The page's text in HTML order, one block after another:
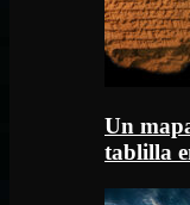
Un
tablilla